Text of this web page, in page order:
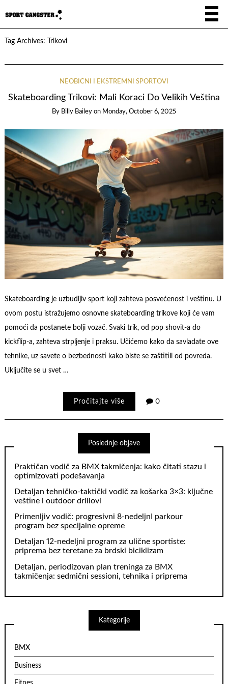
Tag Archives: Trikovi
NEOBIČNI I EKSTREMNI SPORTOVI
Skateboarding Trikovi: Mali Koraci Do Velikih Veština
By Billy Bailey on Monday, October 6, 2025
Skateboarding je uzbudljiv sport koji zahteva posvećenost i veštinu. U
ovom postu istražujemo osnovne skateboarding trikove koji će vam
pomoći da postanete bolji vozač. Svaki trik, od pop shovit-a do
kickflip-a, zahteva strpljenje i praksu. Učićemo kako da savladate ove
tehnike, uz savete o bezbednosti kako biste se zaštitili od povreda.
Uključite se u svet …
Pročitajte više 0
Poslednje objave
Praktičan vodič za BMX takmičenja: kako čitati stazu i
optimizovati podešavanja
Detaljan tehničko‑taktički vodič za košarka 3×3: ključne
veštine i outdoor drillovi
Primenljiv vodič: progresivni 8‑nedeljnI parkour
program bez specijalne opreme
Detaljan 12-nedeljni program za ulične sportiste:
priprema bez teretane za brdski biciklizam
Detaljan, periodizovan plan treninga za BMX
takmičenja: sedmični sessioni, tehnika i priprema
Kategorije
BMX
Business